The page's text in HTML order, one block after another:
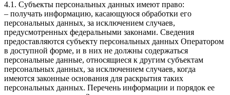
4.1. Субъекты персональных данных имеют право:
– получать информацию, касающуюся обработки его
персональных данных, за исключением случаев,
предусмотренных федеральными законами. Сведения
предоставляются субъекту персональных данных Оператором
в доступной форме, и в них не должны содержаться
персональные данные, относящиеся к другим субъектам
персональных данных, за исключением случаев, когда
имеются законные основания для раскрытия таких
персональных данных. Перечень информации и порядок ее